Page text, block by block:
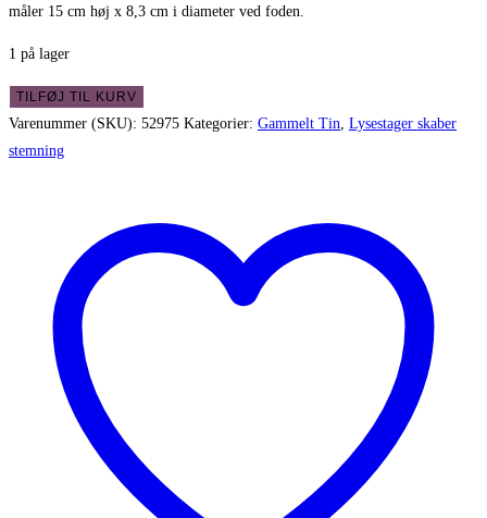
måler 15 cm høj x 8,3 cm i diameter ved foden.
1 på lager
Smuk
gammel
tinstage
TILFØJ TIL KURV
Varenummer (SKU): 52975 Kategorier: Gammelt Tin Lysestager skaber
stemning